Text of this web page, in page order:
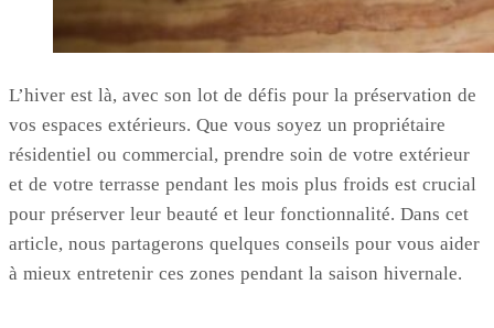
L’hiver est là, avec son lot de défis pour la préservation de
vos espaces extérieurs. Que vous soyez un propriétaire
résidentiel ou commercial, prendre soin de votre extérieur
et de votre terrasse pendant les mois plus froids est crucial
pour préserver leur beauté et leur fonctionnalité. Dans cet
article, nous partagerons quelques conseils pour vous aider
à mieux entretenir ces zones pendant la saison hivernale.